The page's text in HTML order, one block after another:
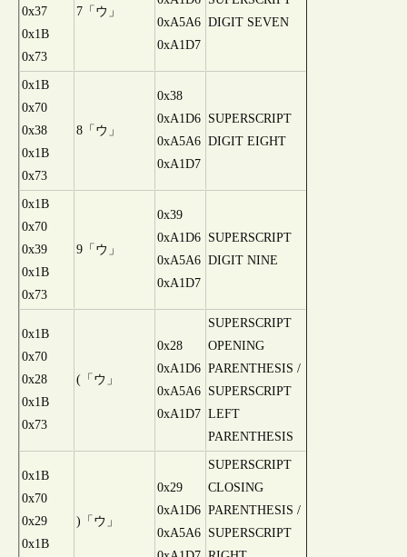
0x37
0x1B
0x73
7「ウ」
0xA5A6
0xA1D7
DIGIT SEVEN
0x1B
0x70
0x38
0x1B
0x73
8「ウ」
0x38
0xA1D6
0xA5A6
0xA1D7
SUPERSCRIPT
DIGIT EIGHT
0x1B
0x70
0x39
0x1B
0x73
9「ウ」
0x39
0xA1D6
0xA5A6
0xA1D7
SUPERSCRIPT
DIGIT NINE
0x1B
0x70
0x28
0x1B
0x73
(「ウ」
0x28
0xA1D6
0xA5A6
0xA1D7
SUPERSCRIPT
OPENING
PARENTHESIS /
SUPERSCRIPT
LEFT
PARENTHESIS
0x1B
0x70
0x29
0x1B
)「ウ」
0x29
0xA1D6
0xA5A6
SUPERSCRIPT
CLOSING
PARENTHESIS /
SUPERSCRIPT